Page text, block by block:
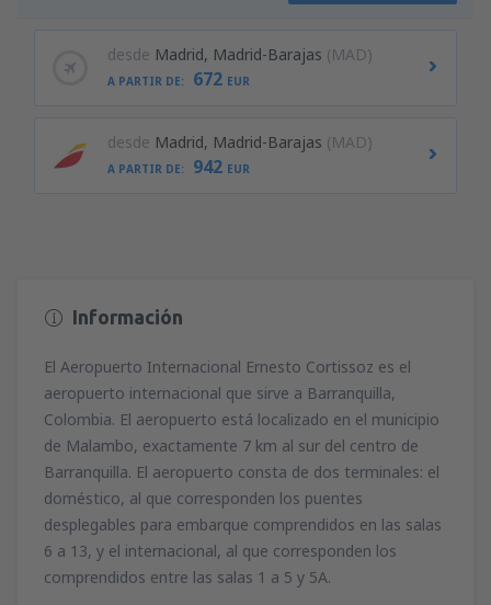
desde Madrid, Madrid-Barajas (MAD)
A PARTIR DE: 672 EUR
desde Madrid, Madrid-Barajas (MAD)
A PARTIR DE: 942 EUR
Información
El Aeropuerto Internacional Ernesto Cortissoz es el
aeropuerto internacional que sirve a Barranquilla,
Colombia. El aeropuerto está localizado en el municipio
de Malambo, exactamente 7 km al sur del centro de
Barranquilla. El aeropuerto consta de dos terminales: el
doméstico, al que corresponden los puentes
desplegables para embarque comprendidos en las salas
6 a 13, y el internacional, al que corresponden los
comprendidos entre las salas 1 a 5 y 5A.